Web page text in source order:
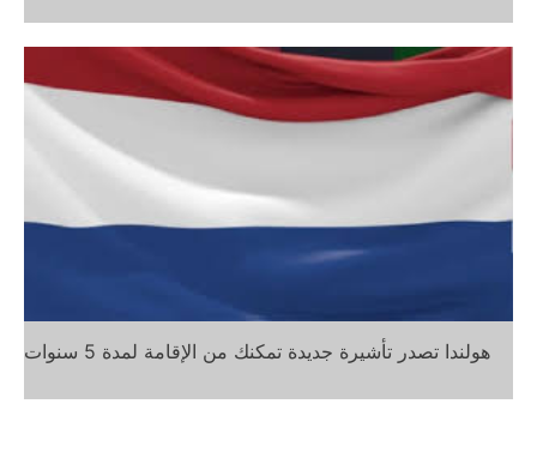
هولندا تصدر تأشيرة جديدة تمكنك من الإقامة لمدة 5 سنوات